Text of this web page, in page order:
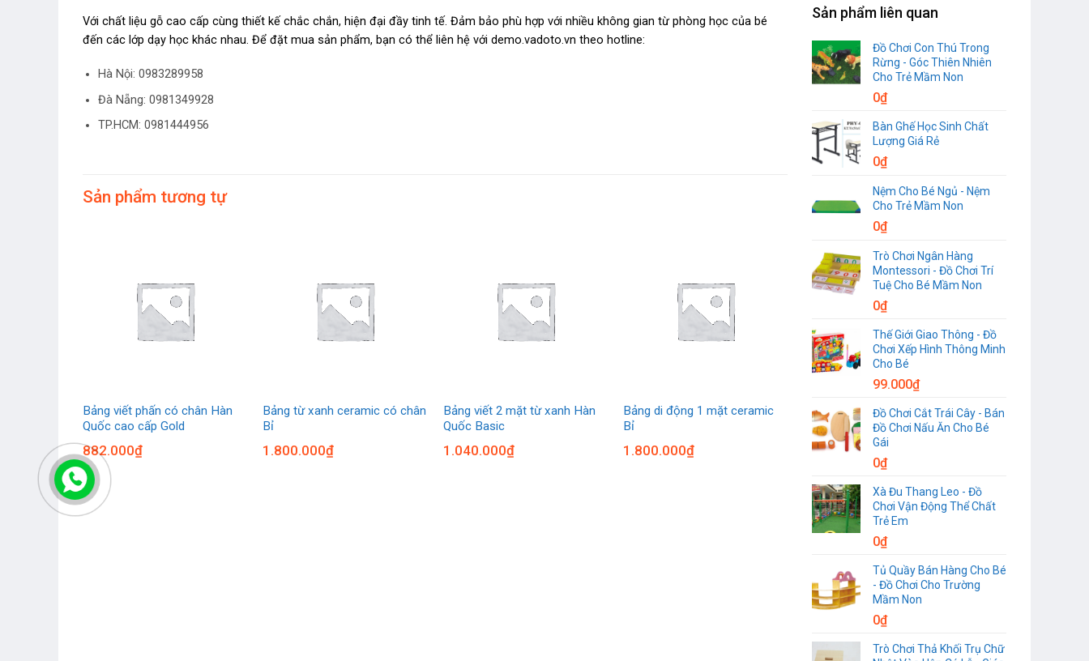
Với chất liệu gỗ cao cấp cùng thiết kế chắc chắn, hiện đại đầy tinh tế. Đảm bảo phù hợp với nhiều không gian từ phòng học của bé
đến các lớp dạy học khác nhau. Để đặt mua sản phẩm, bạn có thể liên hệ với demo.vadoto.vn theo hotline:
Hà Nội: 0983289958
Đà Nẵng: 0981349928
TP.HCM: 0981444956
Sản phẩm tương tự
Bảng viết phấn có chân Hàn
Quốc cao cấp Gold
882.000₫
Bảng từ xanh ceramic có chân
Bỉ
1.800.000₫
Bảng viết 2 mặt từ xanh Hàn
Quốc Basic
1.040.000₫
Bảng di động 1 mặt ceramic
Bỉ
1.800.000₫
Sản phẩm liên quan
Đồ Chơi Con Thú Trong
Rừng - Góc Thiên Nhiên
Cho Trẻ Mầm Non
0₫
Bàn Ghế Học Sinh Chất
Lượng Giá Rẻ
0₫
Nệm Cho Bé Ngủ - Nệm
Cho Trẻ Mầm Non
0₫
Trò Chơi Ngân Hàng
Montessori - Đồ Chơi Trí
Tuệ Cho Bé Mầm Non
0₫
Thế Giới Giao Thông - Đồ
Chơi Xếp Hình Thông Minh
Cho Bé
99.000₫
Đồ Chơi Cắt Trái Cây - Bán
Đồ Chơi Nấu Ăn Cho Bé
Gái
0₫
Xà Đu Thang Leo - Đồ
Chơi Vận Động Thể Chất
Trẻ Em
0₫
Tủ Quầy Bán Hàng Cho Bé
- Đồ Chơi Cho Trường
Mầm Non
0₫
Trò Chơi Thả Khối Trụ Chữ